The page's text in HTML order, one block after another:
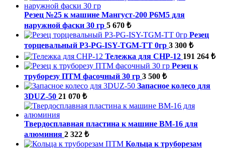
Резец №25 к машине Мангуст-200 Р6М5 для
наружной фаски 30 гр 5 670 ₺
Резец
торцевальный P3-PG-ISY-TGM-ТТ 0гр 3 300 ₺
Тележка для CHP-12 191 264 ₺
Резец к
труборезу ПТМ фасочный 30 гр 3 500 ₺
Запасное колесо для
3DUZ-50 21 070 ₺
Твердосплавная пластина к машине ВМ-16 для
алюминия 2 322 ₺
Кольца к труборезам